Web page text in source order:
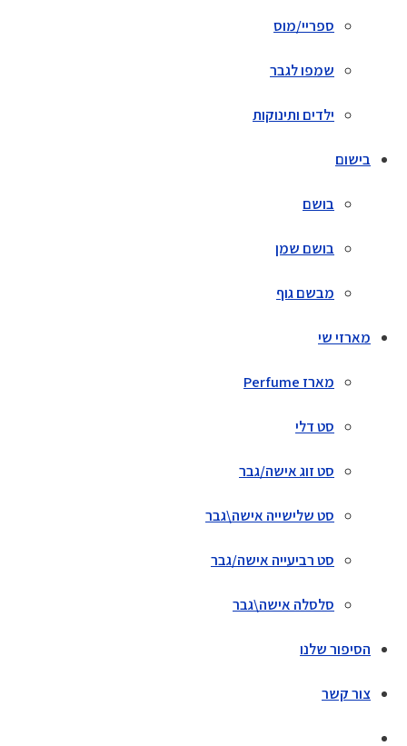
ספריי/מוס
שמפו לגבר
ילדים ותינוקות
בישום
בושם
בושם שמן
מבשם גוף
מארזי שי
מארז Perfume
סט דלי
סט זוג אישה/גבר
סט שלישייה אישה\גבר
סט רביעייה אישה/גבר
סלסלה אישה\גבר
הסיפור שלנו
צור קשר